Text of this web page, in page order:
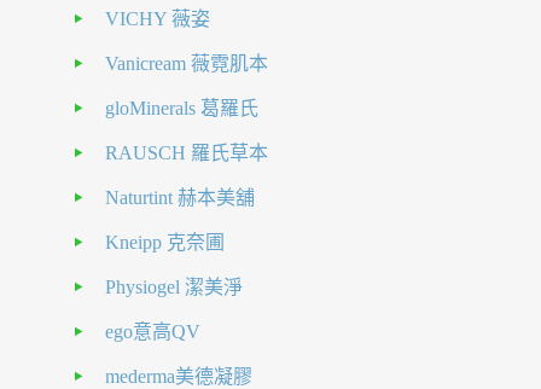
VICHY 薇姿
Vanicream 薇霓肌本
gloMinerals 葛羅氏
RAUSCH 羅氏草本
Naturtint 赫本美舖
Kneipp 克奈圃
Physiogel 潔美淨
ego意高QV
mederma美德凝膠